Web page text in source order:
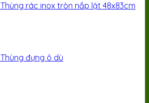
Thùng rác inox tròn nắp lật 48x83cm
Thùng đựng ô dù